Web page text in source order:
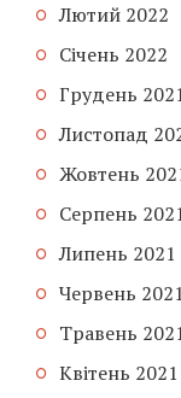
Лютий 2022
Січень 2022
Грудень
Листопад
Жовтень
Серпень
Липень 2021
Червень 2021
Травень
Квітень 2021